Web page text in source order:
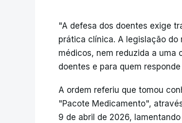
"A defesa dos doentes exige
prática clínica. A legislação do
médicos, nem reduzida a uma
doentes e para quem
A ordem referiu que tomou
"Pacote Medicamento",
9 de abril de 2026,